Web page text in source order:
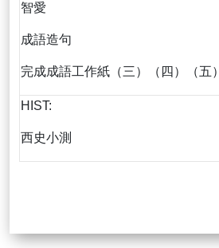
智愛
成語造句
完成成語工作紙（三）（四）（五）
HIST:
西史小測